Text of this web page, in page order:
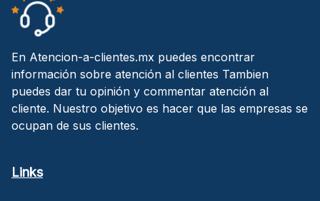
En Atencion-a-clientes.mx puedes encontrar
información sobre atención al clientes Tambien
puedes dar tu opinión y commentar atención al
cliente. Nuestro objetivo es hacer que las empresas se
ocupan de sus clientes.
Links